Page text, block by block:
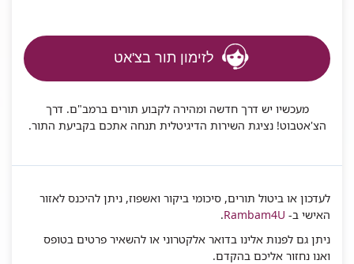
לזימון תור בצ'אט
מעכשיו יש דרך חדשה ומהירה לקבוע תורים ברמב"ם. דרך
הצ'אטבוט! נציגת השירות הדיגיטלית תנחה אתכם בקביעת התור.
לעדכון או ביטול תורים, סיכומי ביקור ואשפוז, ניתן להיכנס לאזור
האישי ב- Rambam4U
.
ניתן גם לפנות אלינו בדואר אלקטרוני או להשאיר פרטים בטופס
ואנו נחזור אליכם בהקדם.